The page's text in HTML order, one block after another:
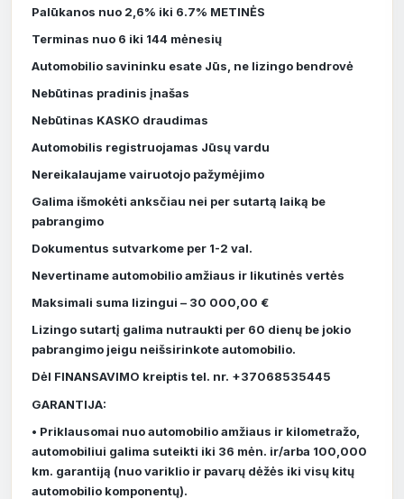
Palūkanos nuo 2,6% iki 6.7% METINĖS
Terminas nuo 6 iki 144 mėnesių
Automobilio savininku esate Jūs, ne lizingo bendrovė
Nebūtinas pradinis įnašas
Nebūtinas KASKO draudimas
Automobilis registruojamas Jūsų vardu
Nereikalaujame vairuotojo pažymėjimo
Galima išmokėti anksčiau nei per sutartą laiką be
pabrangimo
Dokumentus sutvarkome per 1-2 val.
Nevertiname automobilio amžiaus ir likutinės vertės
Maksimali suma lizingui – 30 000,00 €
Lizingo sutartį galima nutraukti per 60 dienų be jokio
pabrangimo jeigu neišsirinkote automobilio.
Dėl FINANSAVIMO kreiptis tel. nr. +37068535445
GARANTIJA:
• Priklausomai nuo automobilio amžiaus ir kilometražo,
automobiliui galima suteikti iki 36 mėn. ir/arba 100,000
km. garantiją (nuo variklio ir pavarų dėžės iki visų kitų
automobilio komponentų).